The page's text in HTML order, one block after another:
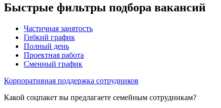
Быстрые фильтры подбора вакансий
Частичная занятость
Гибкий график
Полный день
Проектная работа
Сменный график
Корпоративная поддержка сотрудников
Какой соцпакет вы предлагаете семейным сотрудникам?